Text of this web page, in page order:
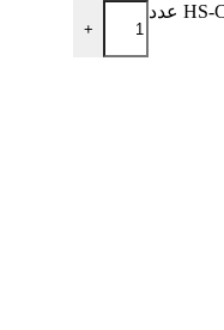
+